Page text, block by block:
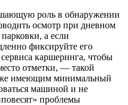
роль в обнаружении
осмотр при дневном
а если
фиксируйте его
каршеринга, чтобы
отметки, — такой
имеющим минимальный
машиной и не
проблемы